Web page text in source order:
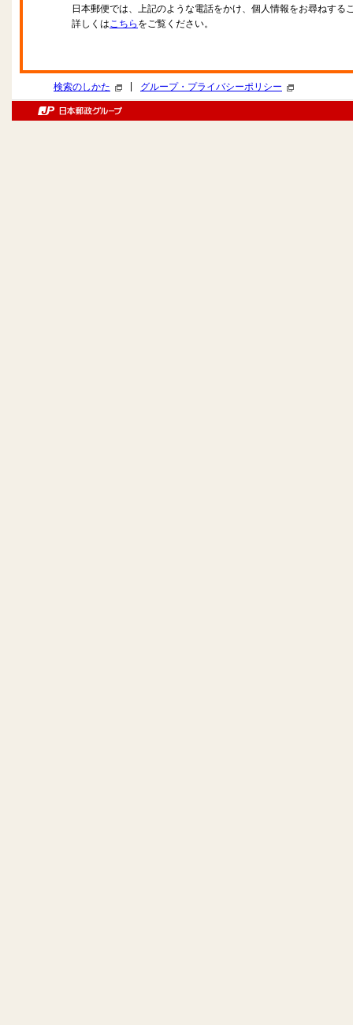
日本郵便では、上記のような電話をかけ、個人情報をお尋ねする
詳しくはこちら をご覧ください。
検索のしかた グループ・プライバシーポリシー